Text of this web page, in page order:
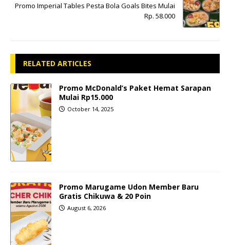
Promo Imperial Tables Pesta Bola Goals Bites Mulai
Rp. 58.000
RELATED ARTICLES
Promo McDonald’s Paket Hemat Sarapan
Mulai Rp15.000
October 14, 2025
Promo Marugame Udon Member Baru
Gratis Chikuwa & 20 Poin
August 6, 2026